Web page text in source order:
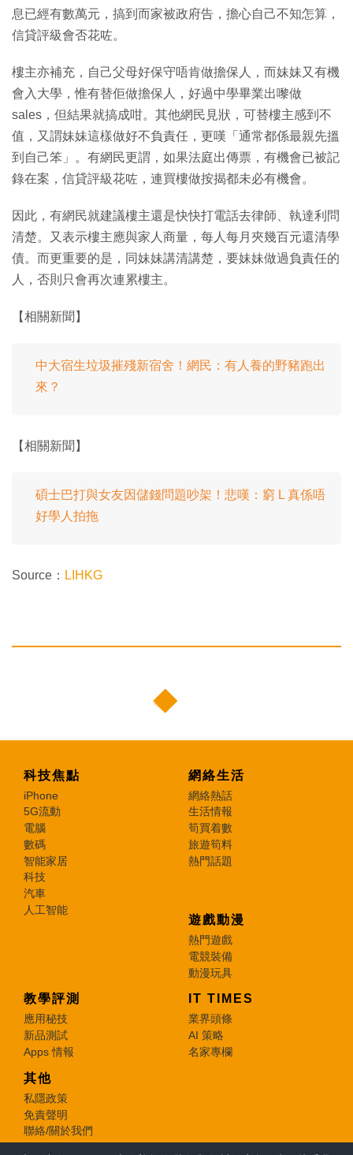
息已經有數萬元，搞到而家被政府告，擔心自己不知怎算，
信貸評級會否花咗。
樓主亦補充，自己父母好保守唔肯做擔保人，而妹妹又有機
會入大學，惟有替佢做擔保人，好過中學畢業出嚟做
sales，但結果就搞成咁。其他網民見狀，可替樓主感到不
值，又謂妹妹這樣做好不負責任，更嘆「通常都係最親先搵
到自己笨」。有網民更謂，如果法庭出傳票，有機會已被記
錄在案，信貸評級花咗，連買樓做按揭都未必有機會。
因此，有網民就建議樓主還是快快打電話去律師、執達利問
清楚。又表示樓主應與家人商量，每人每月夾幾百元還清學
債。而更重要的是，同妹妹講清講楚，要妹妹做過負責任的
人，否則只會再次連累樓主。
【相關新聞】
中大宿生垃圾摧殘新宿舍！網民：有人養的野豬跑出
來？
【相關新聞】
碩士巴打與女友因儲錢問題吵架！悲嘆：窮 L 真係唔
好學人拍拖
Source： LIHKG
科技焦點
iPhone
5G流動
電腦
數碼
智能家居
科技
汽車
人工智能
網絡生活
網絡熱話
生活情報
筍買着數
旅遊筍料
熱門話題
遊戲動漫
熱門遊戲
電競裝備
動漫玩具
教學評測
應用秘技
新品測試
Apps 情報
IT TIMES
業界頭條
AI 策略
名家專欄
其他
私隱政策
免責聲明
聯絡/關於我們